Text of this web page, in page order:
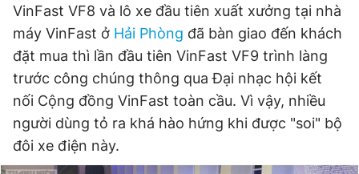
VinFast VF8 và lô xe đầu tiên xuất xưởng tại nhà
máy VinFast ở Hải Phòng đã bàn giao đến khách
đặt mua thì lần đầu tiên VinFast VF9 trình làng
trước công chúng thông qua Đại nhạc hội kết
nối Cộng đồng VinFast toàn cầu. Vì vậy, nhiều
người dùng tỏ ra khá hào hứng khi được "soi" bộ
đôi xe điện này.